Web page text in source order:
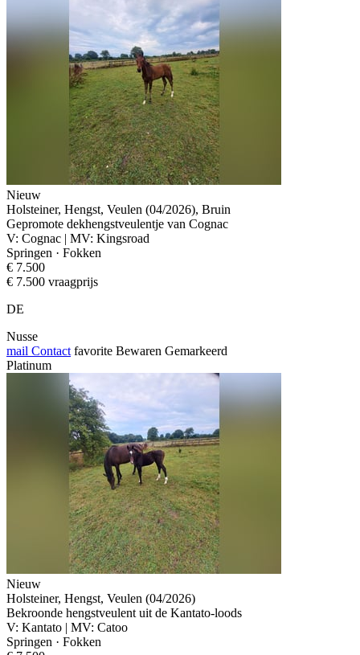
Nieuw
Holsteiner, Hengst, Veulen (04/2026), Bruin
Gepromote dekhengstveulentje van Cognac
V: Cognac | MV: Kingsroad
Springen · Fokken
€ 7.500
€ 7.500 vraagprijs
DE
Nusse
mail Contact favorite Bewaren Gemarkeerd
Platinum
Nieuw
Holsteiner, Hengst, Veulen (04/2026)
Bekroonde hengstveulent uit de Kantato-loods
V: Kantato | MV: Catoo
Springen · Fokken